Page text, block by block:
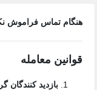
هنگام تماس فراموش
قوانین معامله
بازدید کنندگان